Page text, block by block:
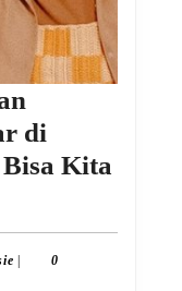
di
Kita
3bsie0